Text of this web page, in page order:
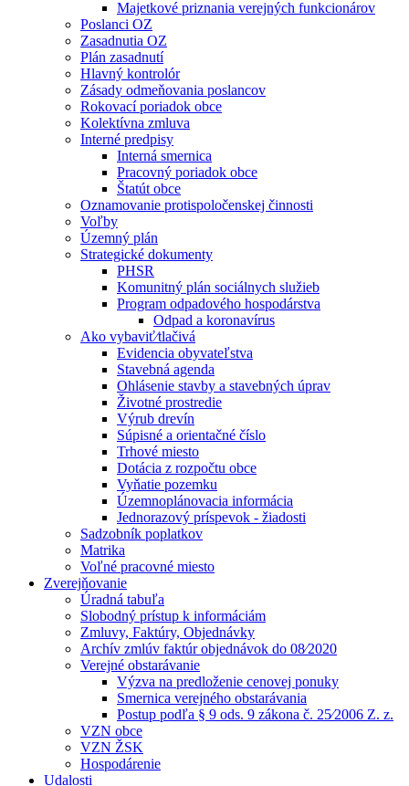
Majetkové priznania verejných funkcionárov
Poslanci OZ
Zasadnutia OZ
Plán zasadnutí
Hlavný kontrolór
Zásady odmeňovania poslancov
Rokovací poriadok obce
Kolektívna zmluva
Interné predpisy
Interná smernica
Pracovný poriadok obce
Štatút obce
Oznamovanie protispoločenskej činnosti
Voľby
Územný plán
Strategické dokumenty
PHSR
Komunitný plán sociálnych služieb
Program odpadového hospodárstva
Odpad a koronavírus
Ako vybaviť⁄tlačivá
Evidencia obyvateľstva
Stavebná agenda
Ohlásenie stavby a stavebných úprav
Životné prostredie
Výrub drevín
Súpisné a orientačné číslo
Trhové miesto
Dotácia z rozpočtu obce
Vyňatie pozemku
Územnoplánovacia informácia
Jednorazový príspevok - žiadosti
Sadzobník poplatkov
Matrika
Voľné pracovné miesto
Zverejňovanie
Úradná tabuľa
Slobodný prístup k informáciám
Zmluvy, Faktúry, Objednávky
Archív zmlúv faktúr objednávok do 08⁄2020
Verejné obstarávanie
Výzva na predloženie cenovej ponuky
Smernica verejného obstarávania
Postup podľa § 9 ods. 9 zákona č. 25⁄2006 Z. z.
VZN obce
VZN ŽSK
Hospodárenie
Udalosti